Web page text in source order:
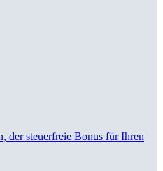
der steuerfreie Bonus für Ihren